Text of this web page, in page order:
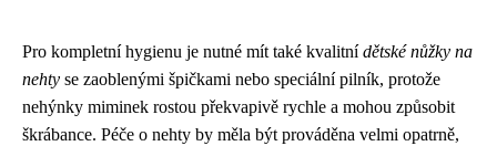
Pro kompletní hygienu je nutné mít také kvalitnídětské nůžky na
nehty se zaoblenými špičkami nebo speciální pilník, protože
nehýnky miminek rostou překvapivě rychle a mohou způsobit
škrábance. Péče o nehty by měla být prováděna velmi opatrně,